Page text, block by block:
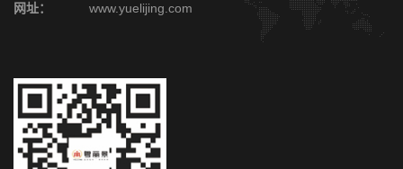
网址：
www.yuelijing.com